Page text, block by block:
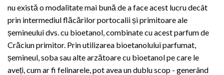
nu există o modalitate mai bună de a face acest lucru decât
prin intermediul flăcărilor portocalii și primitoare ale
șemineului dvs. cu bioetanol, combinate cu acest parfum de
Crăciun primitor. Prin utilizarea bioetanolului parfumat,
șemineul, soba sau alte arzătoare cu bioetanol pe care le
aveți, cum ar fi felinarele, pot avea un dublu scop - generând